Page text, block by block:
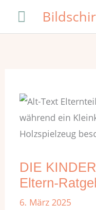
Inhalt
DIE
Eltern-
6. März 2025